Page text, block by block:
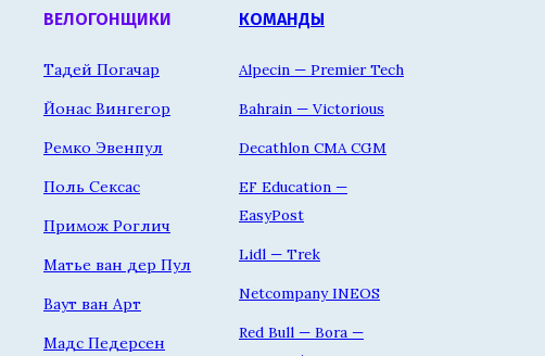
ВЕЛОГОНЩИКИ
Тадей Погачар
Йонас Вингегор
Ремко Эвенпул
Поль Сексас
Примож Роглич
Матье ван дер Пул
Ваут ван Арт
Мадс Педерсен
КОМАНДЫ
Alpecin — Premier Tech
Bahrain — Victorious
Decathlon CMA CGM
EF Education —
EasyPost
Lidl — Trek
Netcompany INEOS
Red Bull — Bora —